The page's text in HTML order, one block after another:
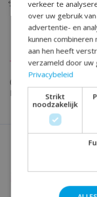
Toevoegen om te
Reviews (0)
0 sterren op basis van
beoordelingen
verkeer te
over uw gebruik
advertentie- en
kunnen
aan hen heeft
verzameld door uw
Privacybeleid
Strikt
noodzakelijk